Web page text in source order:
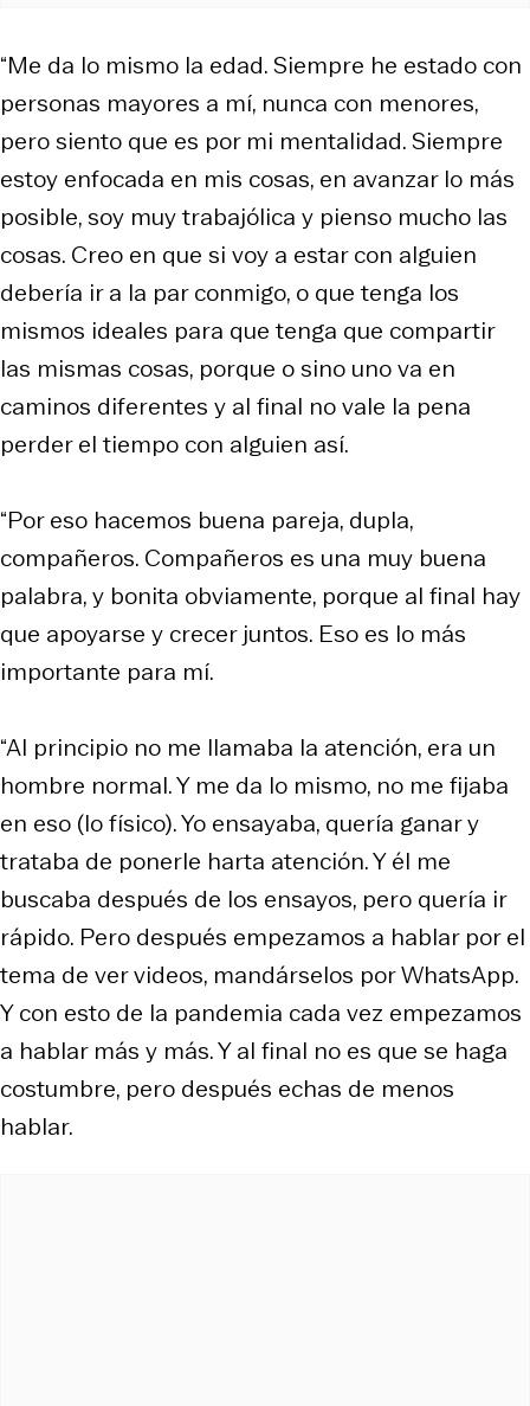
“Me da lo mismo la edad. Siempre he estado con
personas mayores a mí, nunca con menores,
pero siento que es por mi mentalidad. Siempre
estoy enfocada en mis cosas, en avanzar lo más
posible, soy muy trabajólica y pienso mucho las
cosas. Creo en que si voy a estar con alguien
debería ir a la par conmigo, o que tenga los
mismos ideales para que tenga que compartir
las mismas cosas, porque o sino uno va en
caminos diferentes y al final no vale la pena
perder el tiempo con alguien así.
“Por eso hacemos buena pareja, dupla,
compañeros. Compañeros es una muy buena
palabra, y bonita obviamente, porque al final hay
que apoyarse y crecer juntos. Eso es lo más
importante para mí.
“Al principio no me llamaba la atención, era un
hombre normal. Y me da lo mismo, no me fijaba
en eso (lo físico). Yo ensayaba, quería ganar y
trataba de ponerle harta atención. Y él me
buscaba después de los ensayos, pero quería ir
rápido. Pero después empezamos a hablar por el
tema de ver videos, mandárselos por WhatsApp.
Y con esto de la pandemia cada vez empezamos
a hablar más y más. Y al final no es que se haga
costumbre, pero después echas de menos
hablar.